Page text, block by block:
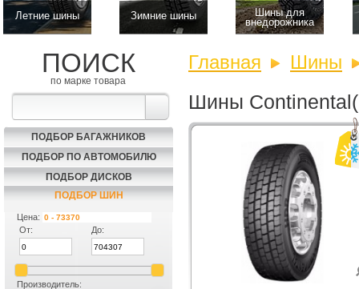
Летние шины Зимние шины
Шины для
внедорожника
ПОИСК
по марке товара
ПОДБОР БАГАЖНИКОВ
ПОДБОР ПО АВТОМОБИЛЮ
ПОДБОР ДИСКОВ
ПОДБОР ШИН
Цена:
От:
До:
Производитель:
Главная Шины
Шины